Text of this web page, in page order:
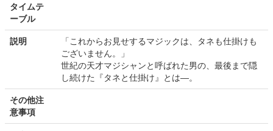
タイムテ
ーブル
説明
「これからお見せするマジックは、タネも仕掛けも
ございません。」
世紀の天才マジシャンと呼ばれた男の、最後まで隠
し続けた『タネと仕掛け』とは―。
その他注
意事項